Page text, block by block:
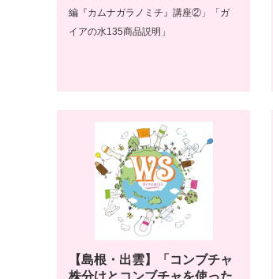
編『カムナガラノミチ』講座②」「ガ
イアの水135商品説明」
【島根・出雲】「コンブチャ
株分けとコンブチャを使った